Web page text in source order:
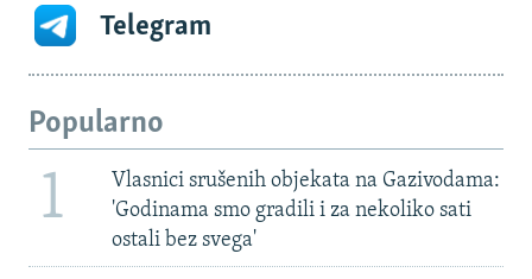
Telegram
Popularno
1
Vlasnici srušenih objekata na Gazivodama:
'Godinama smo gradili i za nekoliko sati
ostali bez svega'